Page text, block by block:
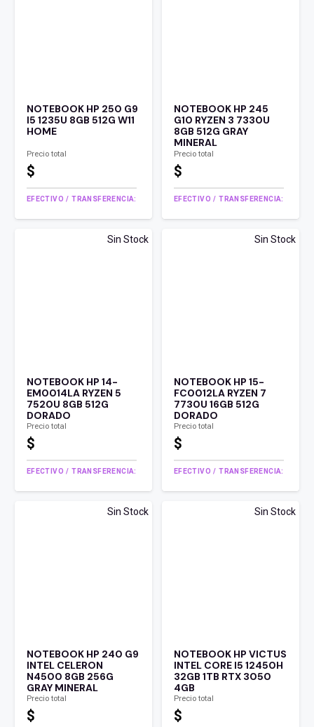
NOTEBOOK HP 250 G9
I5 1235U 8GB 512G W11
HOME
Precio total
$
EFECTIVO / TRANSFERENCIA:
NOTEBOOK HP 245
G10 RYZEN 3 7330U
8GB 512G GRAY
MINERAL
Precio total
$
EFECTIVO / TRANSFERENCIA:
Sin Stock
NOTEBOOK HP 14-
EM0014LA RYZEN 5
7520U 8GB 512G
DORADO
Precio total
$
EFECTIVO / TRANSFERENCIA:
Sin Stock
NOTEBOOK HP 15-
FC0012LA RYZEN 7
7730U 16GB 512G
DORADO
Precio total
$
EFECTIVO / TRANSFERENCIA:
Sin Stock
NOTEBOOK HP 240 G9
INTEL CELERON
N4500 8GB 256G
GRAY MINERAL
Precio total
$
Sin Stock
NOTEBOOK HP VICTUS
INTEL CORE I5 12450H
32GB 1TB RTX 3050
4GB
Precio total
$